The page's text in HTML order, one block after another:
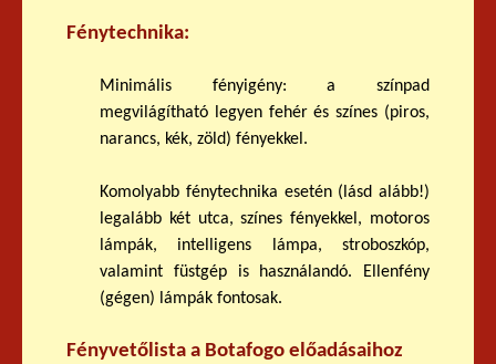
Fénytechnika:
Minimális fényigény: a színpad
megvilágítható legyen fehér és színes (piros,
narancs, kék, zöld) fényekkel.
Komolyabb fénytechnika esetén (lásd alább!)
legalább két utca, színes fényekkel, motoros
lámpák, intelligens lámpa, stroboszkóp,
valamint füstgép is használandó. Ellenfény
(gégen) lámpák fontosak.
Fényvetőlista a Botafogo előadásaihoz